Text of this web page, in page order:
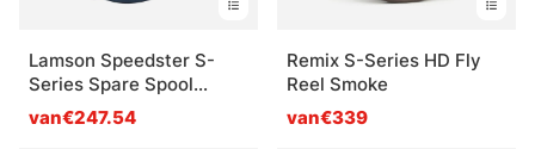
Lamson Speedster S-
Series Spare Spool
Midnight
van€247.54
Remix S-Series HD Fly
Reel Smoke
van€339